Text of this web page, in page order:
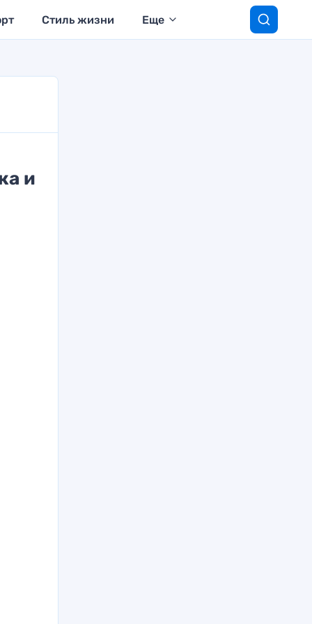
Стиль жизни Еще
и